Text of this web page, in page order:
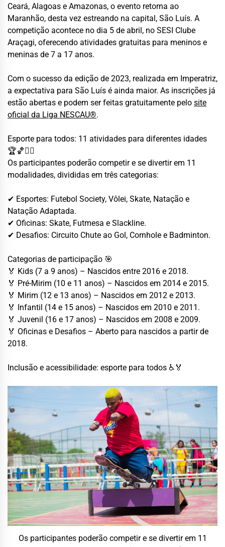
Ceará, Alagoas e Amazonas, o evento retorna ao
Maranhão, desta vez estreando na capital, São Luís. A
competição acontece no dia 5 de abril, no SESI Clube
Araçagi, oferecendo atividades gratuitas para meninos e
meninas de 7 a 17 anos.
Com o sucesso da edição de 2023, realizada em Imperatriz,
a expectativa para São Luís é ainda maior. As inscrições já
estão abertas e podem ser feitas gratuitamente pelo site
oficial da Liga NESCAU®.
Esporte para todos: 11 atividades para diferentes idades
🏆🏀🏊‍♂️
Os participantes poderão competir e se divertir em 11
modalidades, divididas em três categorias:
✔ Esportes: Futebol Society, Vôlei, Skate, Natação e
Natação Adaptada.
✔ Oficinas: Skate, Futmesa e Slackline.
✔ Desafios: Circuito Chute ao Gol, Cornhole e Badminton.
Categorias de participação 🎯
🏅 Kids (7 a 9 anos) – Nascidos entre 2016 e 2018.
🏅 Pré-Mirim (10 e 11 anos) – Nascidos em 2014 e 2015.
🏅 Mirim (12 e 13 anos) – Nascidos em 2012 e 2013.
🏅 Infantil (14 e 15 anos) – Nascidos em 2010 e 2011.
🏅 Juvenil (16 e 17 anos) – Nascidos em 2008 e 2009.
🏅 Oficinas e Desafios – Aberto para nascidos a partir de
2018.
Inclusão e acessibilidade: esporte para todos ♿🏅
Os participantes poderão competir e se divertir em 11